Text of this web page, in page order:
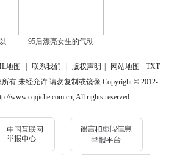
95后漂亮女生的气动
地图 | 联系我们 | 版权声明 | 网站地图
TXT
有 未经允许 请勿复制或镜像 Copyright © 2012-
www.cqqiche.com.cn, All rights reserved.